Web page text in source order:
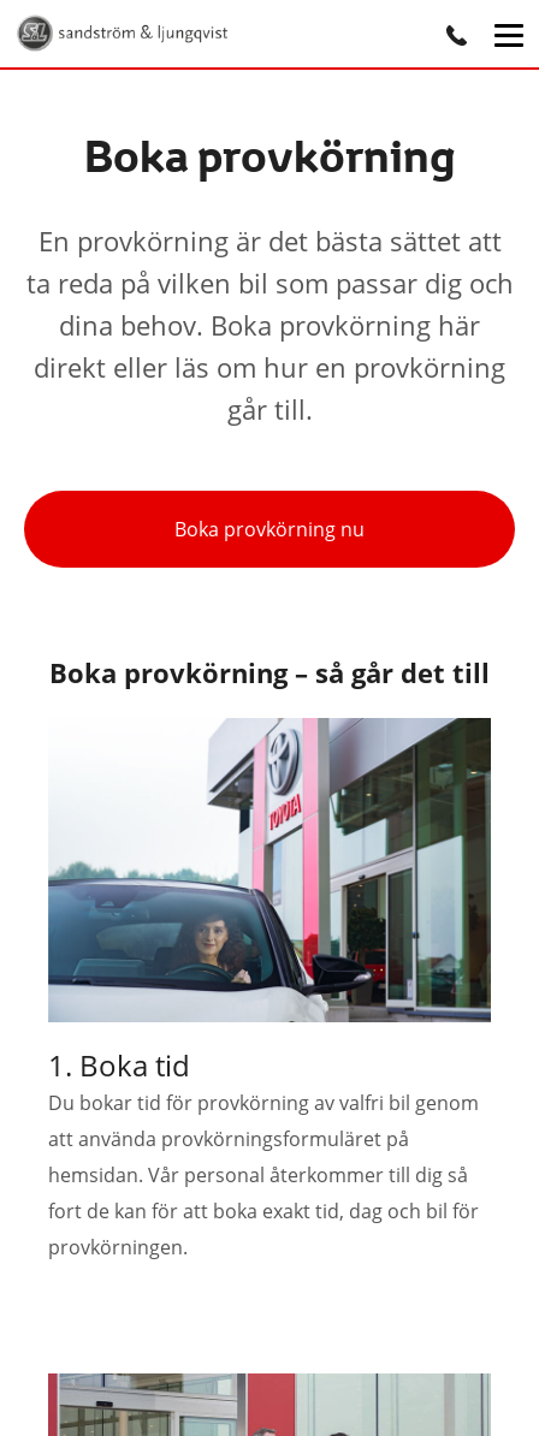
Boka provkörning
En provkörning är det bästa sättet att
ta reda på vilken bil som passar dig och
dina behov. Boka provkörning här
direkt eller läs om hur en provkörning
går till.
Boka provkörning nu
Boka provkörning – så går det till
1. Boka tid
Du bokar tid för provkörning av valfri bil genom
att använda provkörningsformuläret på
hemsidan. Vår personal återkommer till dig så
fort de kan för att boka exakt tid, dag och bil för
provkörningen.